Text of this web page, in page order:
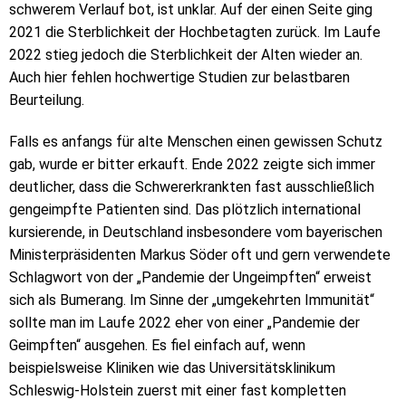
schwerem Verlauf bot, ist unklar. Auf der einen Seite ging
2021 die Sterblichkeit der Hochbetagten zurück. Im Laufe
2022 stieg jedoch die Sterblichkeit der Alten wieder an.
Auch hier fehlen hochwertige Studien zur belastbaren
Beurteilung.
Falls es anfangs für alte Menschen einen gewissen Schutz
gab, wurde er bitter erkauft. Ende 2022 zeigte sich immer
deutlicher, dass die Schwererkrankten fast ausschließlich
gengeimpfte Patienten sind. Das plötzlich international
kursierende, in Deutschland insbesondere vom bayerischen
Ministerpräsidenten Markus Söder oft und gern verwendete
Schlagwort von der „Pandemie der Ungeimpften“ erweist
sich als Bumerang. Im Sinne der „umgekehrten Immunität“
sollte man im Laufe 2022 eher von einer „Pandemie der
Geimpften“ ausgehen. Es fiel einfach auf, wenn
beispielsweise Kliniken wie das Universitätsklinikum
Schleswig-Holstein zuerst mit einer fast kompletten